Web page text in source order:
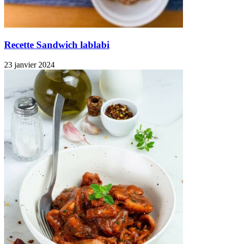
Recette Sandwich lablabi
23 janvier 2024